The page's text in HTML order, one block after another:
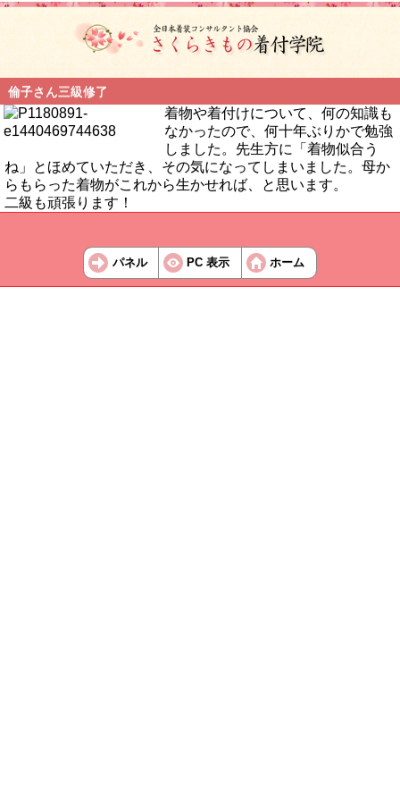
倫子さん三級修了
着物や着付けについて、何の知識も
なかったので、何十年ぶりかで勉強
しました。先生方に「着物似合う
ね」とほめていただき、その気になってしまいました。母か
らもらった着物がこれから生かせれば、と思います。
二級も頑張ります！
パネル PC 表示 ホーム